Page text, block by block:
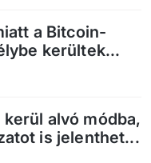
a Bitcoin-
kerültek...
alvó módba,
is jelenthet...